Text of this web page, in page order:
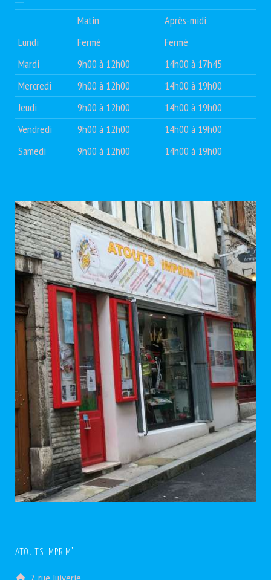
Matin
Après-midi
Lundi
Fermé
Fermé
Mardi
9h00 à 12h00
14h00 à 17h45
Mercredi
9h00 à 12h00
14h00 à 19h00
Jeudi
9h00 à 12h00
14h00 à 19h00
Vendredi
9h00 à 12h00
14h00 à 19h00
Samedi
9h00 à 12h00 14h00 à 19h00
ATOUTS IMPRIM’